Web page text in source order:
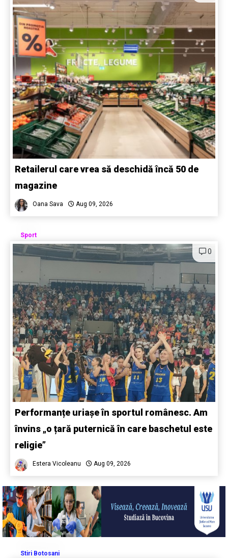
Retailerul care vrea să deschidă încă 50 de
magazine
Oana Sava Aug 09, 2026
Sport
0
Performanțe uriașe în sportul românesc. Am
învins „o țară puternică în care baschetul este
religie”
Estera Vicoleanu Aug 09, 2026
Stiri Botosani